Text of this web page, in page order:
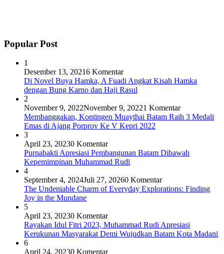
Popular Post
1
Desember 13, 20216 Komentar
Di Novel Buya Hamka, A Fuadi Angkat Kisah Hamka
dengan Bung Karno dan Haji Rasul
2
November 9, 2022November 9, 20221 Komentar
Membanggakan, Kontingen Muaythai Batam Raih 3 Medali
Emas di Ajang Porprov Ke V Kepri 2022
3
April 23, 20230 Komentar
Purnabakti Apresiasi Pembangunan Batam Dibawah
Kepemimpinan Muhammad Rudi
4
September 4, 2024Juli 27, 20260 Komentar
The Undeniable Charm of Everyday Explorations: Finding
Joy in the Mundane
5
April 23, 20230 Komentar
Rayakan Idul Fitri 2023, Muhammad Rudi Apresiasi
Kerukunan Masyarakat Demi Wujudkan Batam Kota Madani
6
April 24, 20230 Komentar